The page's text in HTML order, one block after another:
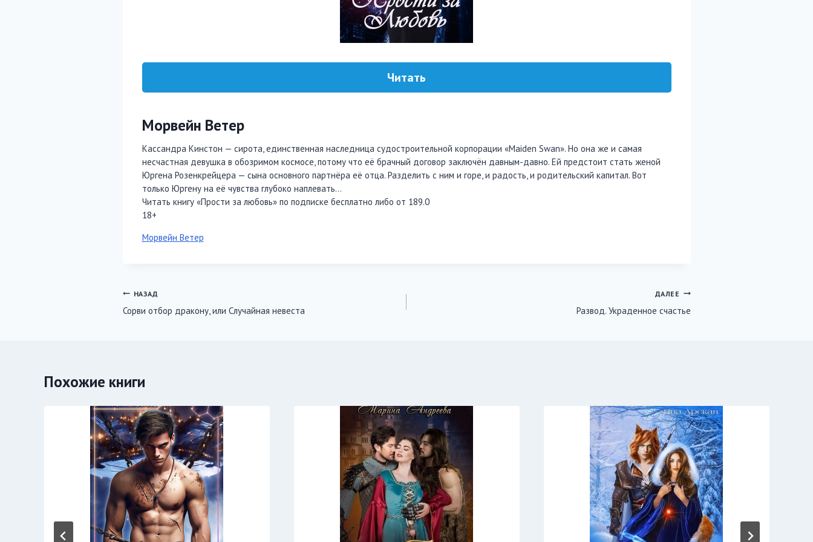
Читать
Морвейн Ветер
Кассандра Кинстон — сирота, единственная наследница судостроительной корпорации «Maiden Swan». Но она же и самая
несчастная девушка в обозримом космосе, потому что её брачный договор заключён давным-давно. Ей предстоит стать женой
Юргена Розенкрейцера — сына основного партнёра её отца. Разделить с ним и горе, и радость, и родительский капитал. Вот
только Юргену на её чувства глубоко наплевать…
Читать книгу «Прости за любовь» по подписке бесплатно либо от 189.0
18+
Метки
Морвейн Ветер
Навигация
по
НАЗАД
Сорви отбор дракону, или Случайная невеста
ДАЛЕЕ
Развод. Украденное счастье
Похожие книги